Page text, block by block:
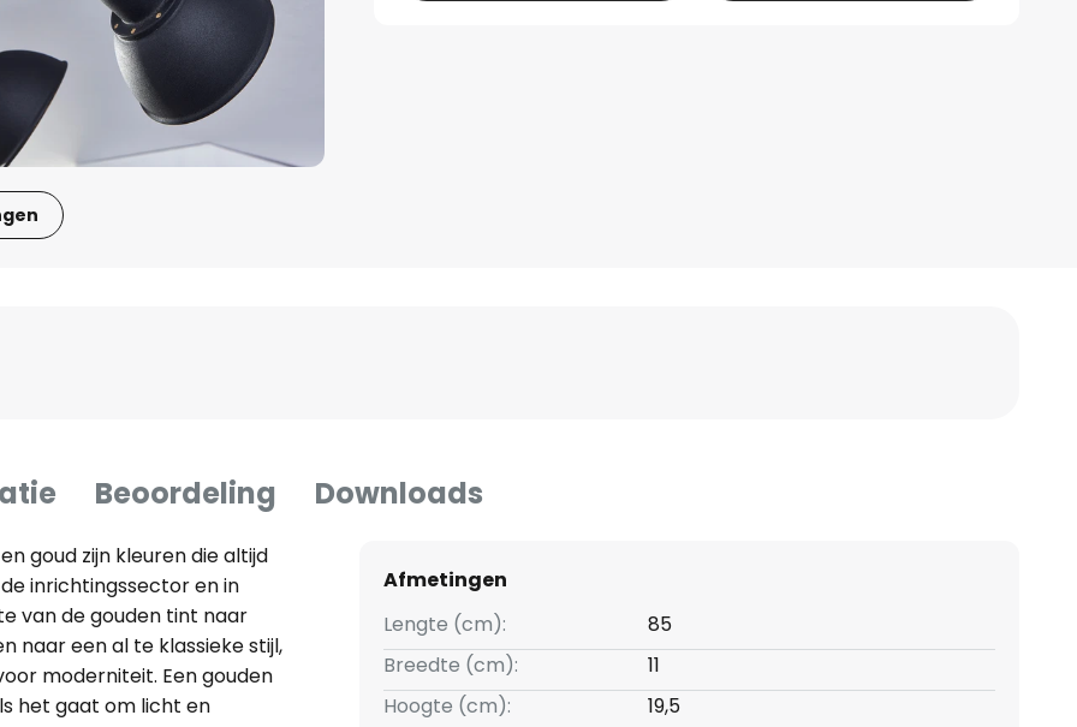
Beoordeling Downloads
goud zijn kleuren die altijd
inrichtingssector en in
van de gouden tint naar
naar een al te klassieke stijl,
moderniteit. Een gouden
het gaat om licht en
Afmetingen
Lengte (cm):
85
Breedte (cm):
11
Hoogte (cm):
19,5